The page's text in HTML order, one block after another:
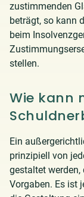
zustimmenden
beträgt, so kann
beim
stellen.
Wie kann
Ein
prinzipiell von
gestaltet
Vorgaben. Es ist